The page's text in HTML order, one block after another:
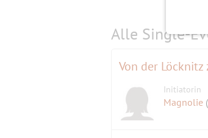
Alle Single-
Von der Löcknitz
Initiatorin
Magnolie